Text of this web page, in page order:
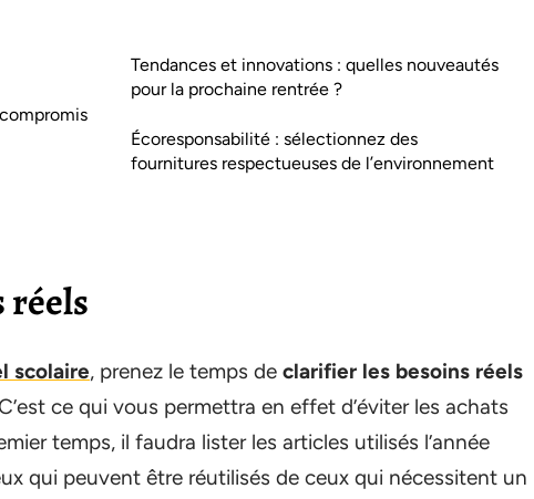
Tendances et innovations : quelles nouveautés
pour la prochaine rentrée ?
Écoresponsabilité : sélectionnez des
fournitures respectueuses de l’environnement
réels
scolaire, prenez le temps de clarifier les besoins réels
ce qui vous permettra en effet d’éviter les achats
temps, il faudra lister les articles utilisés l’année
qui peuvent être réutilisés de ceux qui nécessitent un